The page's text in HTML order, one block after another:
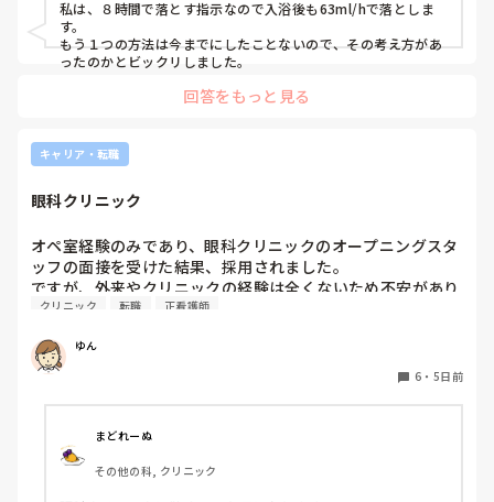
を感じています。
一方で、他の先輩方は普段の会話の中で「何か困っているこ
とはない？」と気にかけてくださることが多く、そのような
関わりを感じています。しかし、プリセプターに対してはそ
これは私の考え方がおかしいだけなのでしょうか。それと
も、どこのプリセプターもこのような関わり方が一般的なの
でしょうか。
プリセプターを変えたいと思っていますが、今の時期に変更
をお願いすると、同じ病棟で働く先輩後輩という関係もあり
ますし、今後も教えていただく立場なので、とても気まずく
なってしまうのではないかと不安で、なかなか言い出せませ
ん。
このような場合、どうしたらよいでしょうか。
変えて欲しいって言ったあとの環境が悪いほうに変わってしま
わないか心配なので、その日にフォローについてくれた先輩に
話しかけたら良いのかなって思います。
プリセプターが付くのが1番いいですが、あまり関わり方を知
らなそうなので。私なら、プリセプターに話を聞きたいところ
パンダコパンダさんの今の状況が良くなっていることを願って
私は、８時間で落とす指示なので入浴後も63ml/hで落としま
す。
もう１つの方法は今までにしたことないので、その考え方があ
ったのかとビックリしました。
回答をもっと見る
キャリア・転職
眼科クリニック
オペ室経験のみであり、眼科クリニックのオープニングスタ
ッフの面接を受けた結果、採用されました。
ですが、外来やクリニックの経験は全くないため不安があり
ます。実際眼科のクリニックで働いている方でどのような業
クリニック 転職 正看護師
ゆん
6 ・ 5日前
まどれーぬ
その他の科, クリニック